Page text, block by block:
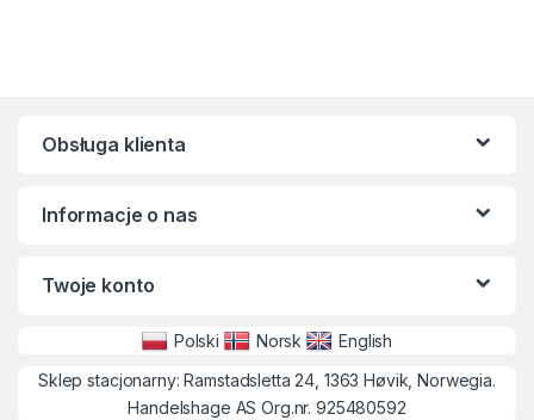
Obsługa klienta
Informacje o nas
Twoje konto
Polski Norsk
English
Sklep stacjonarny: Ramstadsletta 24, 1363 Høvik, Norwegia.
Handelshage AS Org.nr. 925480592